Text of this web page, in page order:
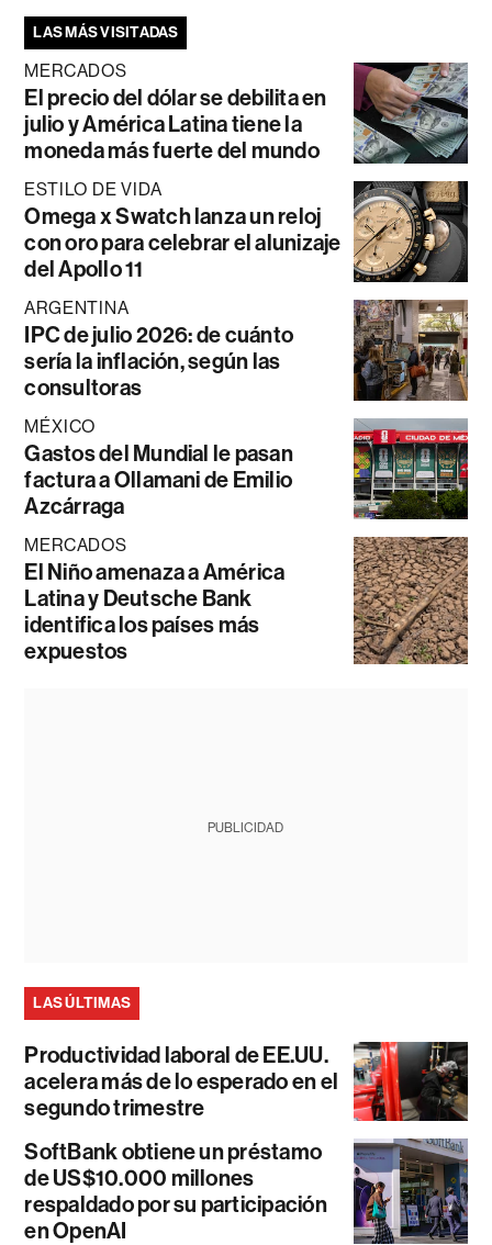
LAS MÁS VISITADAS
MERCADOS
El precio del dólar se debilita en
julio y América Latina tiene la
moneda más fuerte del mundo
ESTILO DE VIDA
Omega x Swatch lanza un reloj
con oro para celebrar el alunizaje
del Apollo 11
ARGENTINA
IPC de julio 2026: de cuánto
sería la inflación, según las
consultoras
MÉXICO
Gastos del Mundial le pasan
factura a Ollamani de Emilio
Azcárraga
MERCADOS
El Niño amenaza a América
Latina y Deutsche Bank
identifica los países más
expuestos
PUBLICIDAD
LAS ÚLTIMAS
Productividad laboral de EE.UU.
acelera más de lo esperado en el
segundo trimestre
SoftBank obtiene un préstamo
de US$10.000 millones
respaldado por su participación
en OpenAI